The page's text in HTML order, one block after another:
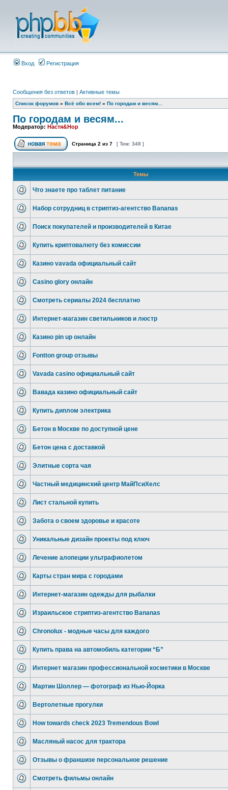
Вход Регистрация
Сообщения без ответов | Активные темы
Список форумов » Всё обо всем! » По городам и весям...
По городам и весям...
Модератор: Настя&Нор
Страница 2 из 7 [ Тем: 348 ]
Темы
Что знаете про таблет питание
Набор сотрудниц в стриптиз-агентство Bananas
Поиск покупателей и производителей в Китае
Купить криптовалюту без комиссии
Казино vavada официальный сайт
Casino glory онлайн
Смотреть сериалы 2024 бесплатно
Интернет-магазин светильников и люстр
Казино pin up онлайн
Fontton group отзывы
Vavada casino официальный сайт
Вавада казино официальный сайт
Купить диплом электрика
Бетон в Москве по доступной цене
Бетон цена с доставкой
Элитные сорта чая
Частный медицинский центр МайПсиХелс
Лист стальной купить
Забота о своем здоровье и красоте
Уникальные дизайн проекты под ключ
Лечение алопеции ультрафиолетом
Карты стран мира с городами
Интернет-магазин одежды для рыбалки
Израильское стриптиз-агентство Bananas
Chronolux - модные часы для каждого
Купить права на автомобиль категории “Б”
Интернет магазин профессиональной косметики в Москве
Мартин Шоллер — фотограф из Нью-Йорка
Вертолетные прогулки
How towards check 2023 Tremendous Bowl
Масляный насос для трактора
Отзывы о франшизе персональное решение
Смотреть фильмы онлайн